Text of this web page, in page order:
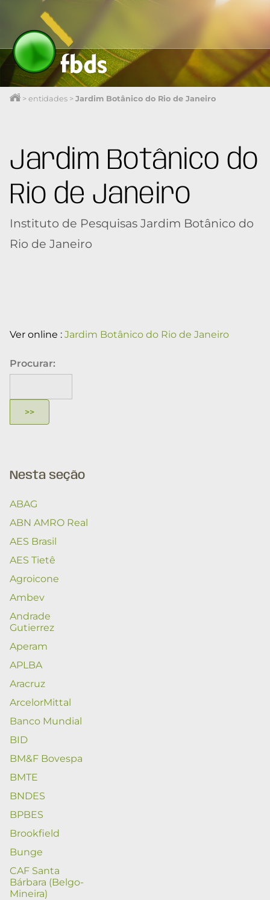
> entidades> Jardim Botânico do Rio de Janeiro
Jardim Botânico do
Rio de Janeiro
Instituto de Pesquisas Jardim Botânico do
Rio de Janeiro
Ver online : Jardim Botânico do Rio de Janeiro
Procurar:
Nesta seção
ABAG
ABN AMRO Real
AES Brasil
AES Tietê
Agroicone
Ambev
Andrade
Gutierrez
Aperam
APLBA
Aracruz
ArcelorMittal
Banco Mundial
BID
BM&F Bovespa
BMTE
BNDES
BPBES
Brookfield
Bunge
CAF Santa
Bárbara (Belgo-
Mineira)